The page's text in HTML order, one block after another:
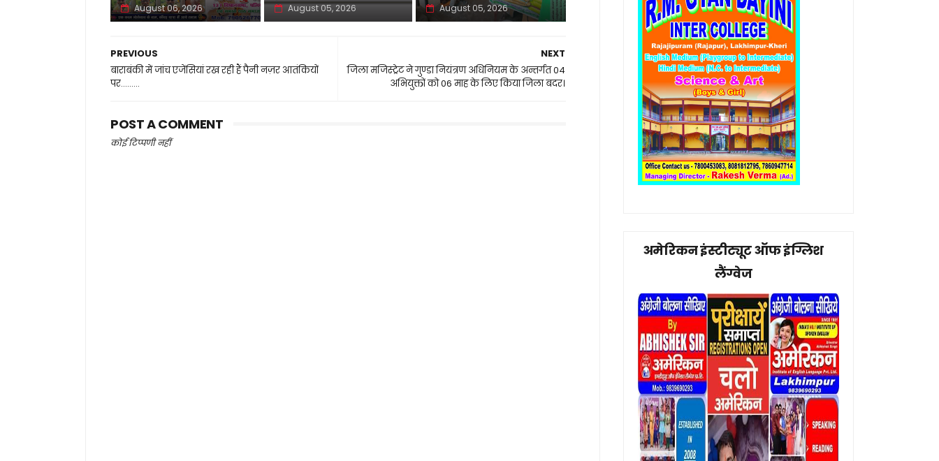
August 06, 2026 August 05, 2026 August 05, 2026
NEXT
जिला मजिस्ट्रेट ने गुण्डा नियंत्रण अधिनियम के अन्तर्गत 04
अभियुक्तों को 06 माह के लिए किया जिला बदर।
PREVIOUS
बाराबंकी में जांच एजेंसियां रख रही हैं पैनी नज़र आतंकियों
पर.........
POST A COMMENT
कोई टिप्पणी नहीं
अमेरिकन इंस्टीट्यूट ऑफ इंग्लिश
लैंग्वेज